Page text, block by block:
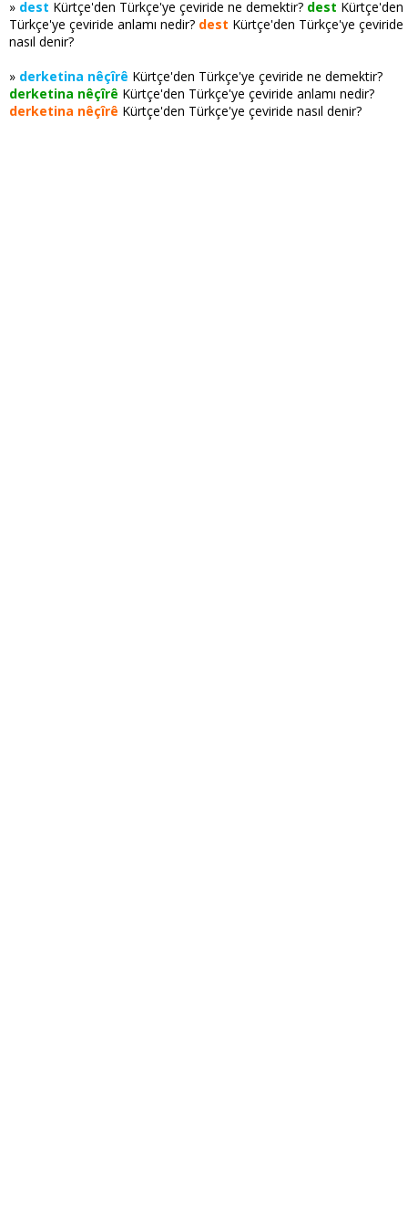
» dest Kürtçe'den Türkçe'ye çeviride ne demektir? dest Kürtçe'den
Türkçe'ye çeviride anlamı nedir? dest Kürtçe'den Türkçe'ye çeviride
nasıl denir?
» derketina nêçîrê Kürtçe'den Türkçe'ye çeviride ne demektir?
derketina nêçîrê Kürtçe'den Türkçe'ye çeviride anlamı nedir?
derketina nêçîrê Kürtçe'den Türkçe'ye çeviride nasıl denir?